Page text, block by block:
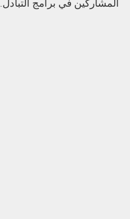
المشاركين في برامج التبادل.